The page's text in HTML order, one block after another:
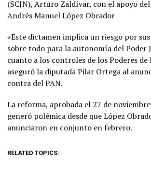
(SCJN), Arturo Zaldívar, con el apoyo
Andrés Manuel López Obrador
«Este dictamen implica un riesgo por
sobre todo para la autonomía del Poder
cuanto a los controles de los Poderes de
aseguró la diputada Pilar Ortega al
contra del PAN.
La reforma, aprobada el 27 de
generó polémica desde que López
anunciaron en conjunto en febrero.
RELATED TOPICS: